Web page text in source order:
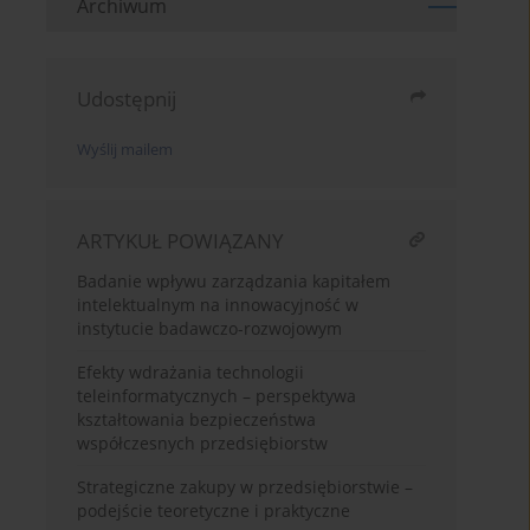
Archiwum
Udostępnij
Wyślij mailem
ARTYKUŁ POWIĄZANY
Badanie wpływu zarządzania kapitałem
intelektualnym na innowacyjność w
instytucie badawczo-rozwojowym
Efekty wdrażania technologii
teleinformatycznych – perspektywa
kształtowania bezpieczeństwa
współczesnych przedsiębiorstw
Strategiczne zakupy w przedsiębiorstwie –
podejście teoretyczne i praktyczne